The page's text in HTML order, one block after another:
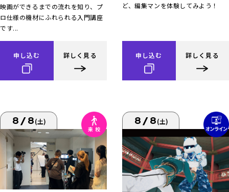
映画ができるまでの流れを知り、プ
ロ仕様の機材にふれられる入門講座
です...
申し込む 詳しく見る
ど、編集マンを体験してみよう！
申し込む 詳しく見る
8/8(土) 8/8(土)